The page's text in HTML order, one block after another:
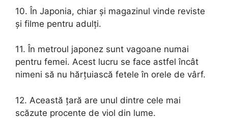
10. În Japonia, chiar și magazinul vinde reviste
și filme pentru adulți.
11. În metroul japonez sunt vagoane numai
pentru femei. Acest lucru se face astfel încât
nimeni să nu hărțuiască fetele în orele de vârf.
12. Această țară are unul dintre cele mai
scăzute procente de viol din lume.